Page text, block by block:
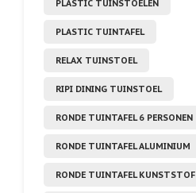
PLASTIC TUINSTOELEN
PLASTIC TUINTAFEL
RELAX TUINSTOEL
RIPI DINING TUINSTOEL
RONDE TUINTAFEL 6 PERSONEN
RONDE TUINTAFEL ALUMINIUM
RONDE TUINTAFEL KUNSTSTOF